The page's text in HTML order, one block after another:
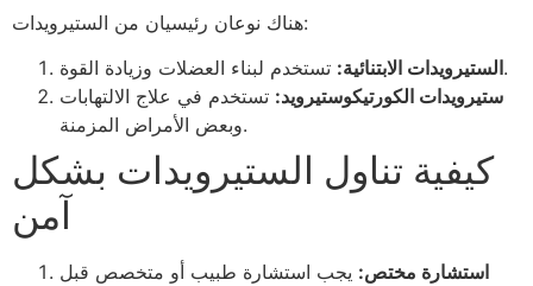
هناك نوعان رئيسيان من الستيرويدات:
الستيرويدات الابتنائية:تستخدم لبناء العضلات وزيادة القوة.
ستيرويدات الكورتيكوستيرويد: تستخدم في علاج الالتهابات
وبعض الأمراض المزمنة.
كيفية تناول الستيرويدات بشكل
آمن
استشارة مختص: يجب استشارة طبيب أو متخصص قبل